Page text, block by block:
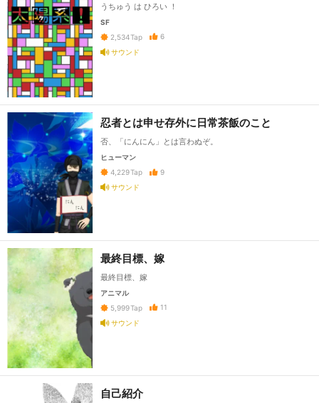
うちゅう は ひろい ！
SF
2,534Tap
6
サウンド
忍者とは申せ存外に日常茶飯のこと
否、「にんにん」とは言わぬぞ。
ヒューマン
4,229Tap
9
サウンド
最終目標、嫁
最終目標、嫁
アニマル
5,999Tap
11
サウンド
自己紹介